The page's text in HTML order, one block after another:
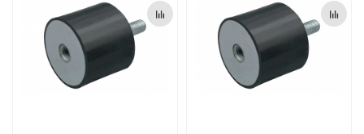
Ролики и колёса
Магниты удерживающие